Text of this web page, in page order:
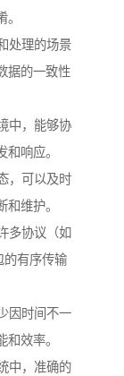
处理的场景
据的一致性
中，能够协
响应。
，可以及时
维护。
多协议（如
的有序传输
因时间不一
效率。
中，准确的